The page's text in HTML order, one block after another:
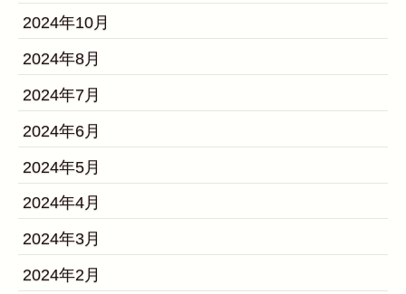
2024年10月
2024年8月
2024年7月
2024年6月
2024年5月
2024年4月
2024年3月
2024年2月